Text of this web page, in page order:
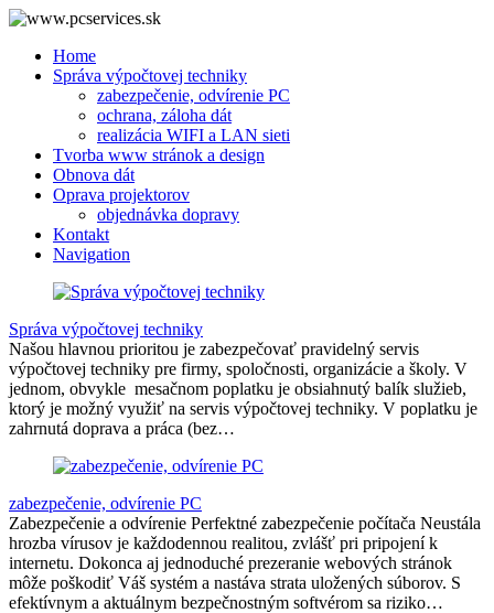
Home
Správa výpočtovej techniky
zabezpečenie, odvírenie PC
ochrana, záloha dát
realizácia WIFI a LAN sieti
Tvorba www stránok a design
Obnova dát
Oprava projektorov
objednávka dopravy
Kontakt
Navigation
Správa výpočtovej techniky
Našou hlavnou prioritou je zabezpečovať pravidelný servis
výpočtovej techniky pre firmy, spoločnosti, organizácie a školy. V
jednom, obvykle mesačnom poplatku je obsiahnutý balík služieb,
ktorý je možný využiť na servis výpočtovej techniky. V poplatku je
zahrnutá doprava a práca (bez…
zabezpečenie, odvírenie PC
Zabezpečenie a odvírenie Perfektné zabezpečenie počítača Neustála
hrozba vírusov je každodennou realitou, zvlášť pri pripojení k
internetu. Dokonca aj jednoduché prezeranie webových stránok
môže poškodiť Váš systém a nastáva strata uložených súborov. S
efektívnym a aktuálnym bezpečnostným softvérom sa riziko…